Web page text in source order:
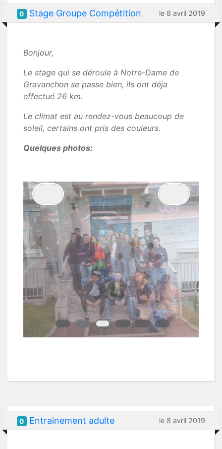
0 Stage Groupe Compétition le 8 avril 2019
Bonjour,
Le stage qui se déroule à Notre-Dame de
Gravanchon se passe bien, ils ont déja
effectué 26 km.
Le climat est au rendez-vous beaucoup de
soleil, certains ont pris des couleurs.
Quelques photos:
0 Entrainement adulte le 8 avril 2019